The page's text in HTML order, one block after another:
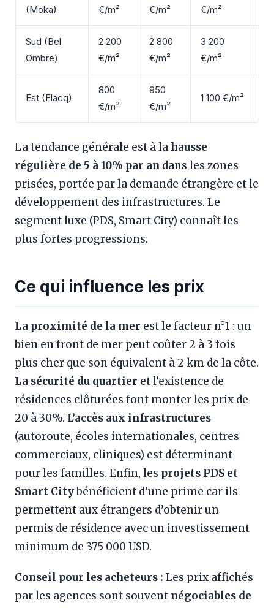
(Moka)
€/m²
€/m²
€/m²
Sud (Bel
Ombre)
2 200
€/m²
2 800
€/m²
3 200
€/m²
Est (Flacq)
800
€/m²
950
€/m²
1 100 €/m²
La tendance générale est à lahausse
régulière de 5 à 10% par an dans les zones
prisées, portée par la demande étrangère et le
développement des infrastructures. Le
segment luxe (PDS, Smart City) connaît les
plus fortes progressions.
Ce qui influence les prix
La proximité de la mer est le facteur n°1 : un
bien en front de mer peut coûter 2 à 3 fois
plus cher que son équivalent à 2 km de la côte.
La sécurité du quartier et l’existence de
résidences clôturées font monter les prix de
20 à 30%. L’accès aux infrastructures
(autoroute, écoles internationales, centres
commerciaux, cliniques) est déterminant
pour les familles. Enfin, les projets PDS et
Smart Citybénéficient d’une prime car ils
permettent aux étrangers d’obtenir un
permis de résidence avec un investissement
minimum de 375 000 USD.
Conseil pour les acheteurs : Les prix affichés
par les agences sont souvent négociables de